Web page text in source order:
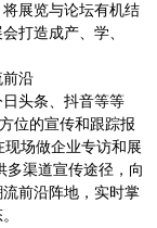
展览与论坛有机结
打造成产、学、
前沿
头条、抖音等等
位的宣传和跟踪报
场做企业专访和展
渠道宣传途径，向
前沿阵地，实时掌